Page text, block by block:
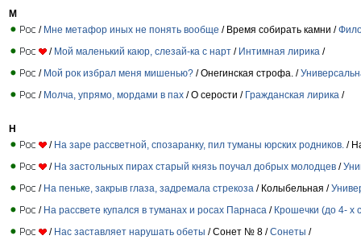
М
/ Мне метафор иных не понять вообще / Время собирать камни /
/ Мой маленький каюр, слезай-ка с нарт / Интимная лирика /
/ Мой рок избрал меня мишенью? / Онегинская строфа. /
/ Молча, упрямо, мордами в пах / О серости / Гражданская лирика /
Н
/ На заре рассветной, спозаранку, пил туманы юрских родников. /
/ На застольных пирах старый князь поучал добрых молодцев /
/ На пеньке, закрыв глаза, задремала стрекоза / Колыбельная /
/ На рассвете купался в туманах и росах Парнаса / Крошечки (до 4- х
/ Нас заставляет нарушать обеты / Сонет № 8 /Сонеты /